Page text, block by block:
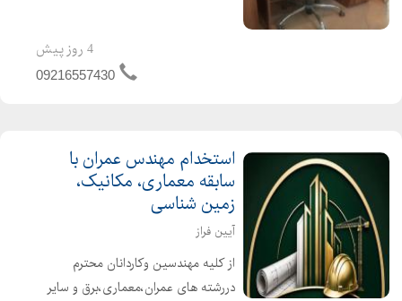
دیپلم (مدارک بالاتر مزیت محسوب
4 روز پیش
09216557430
استخدام مهندس عمران با
سابقه معماری، مکانیک،
زمین شناسی
آیین فراز
از کلیه مهندسین وکاردانان محترم
دررشته های عمران،معماری،برق و سایر